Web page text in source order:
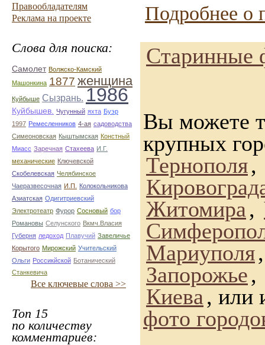
Правообладателям
Реклама на проекте
Слова для поиска:
Самолет Волжско-Камский
Машонкина 1877 женщина
Куйбыше Сызрань. 1986
Куйбышев. Чугунный яхта Буэр
1997 Ремесленников 4-ая садоводства
Симеоновская Кыштымская Констный
Миасс Заречная Стахеева И.Г.
механические Ключевской
Скобелевская Челябинское
Чаеразвесочная И.П.
Колокольникова
Азиатская Одигитриевский
Электротеатр Фурор Сосновый бор
Романовы Селунского Вкмч.Власия
Губерня ледоход Плавучий Завеличье
Корытого Мирожский Учительский
Ольги Россикйской Ботанический
Станкевича
Все ключевые слова >>
Топ 15
по количеству
комментариев:
Подробнее о
Старинные
Вы можете
крупных
Тернополя,
Житомира ,
Мариуполя
Запорожье,
Киева , или
фото